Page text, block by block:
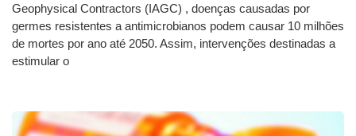
Geophysical Contractors (IAGC) , doenças causadas por
germes resistentes a antimicrobianos podem causar 10 milhões
de mortes por ano até 2050. Assim, intervenções destinadas a
estimular o